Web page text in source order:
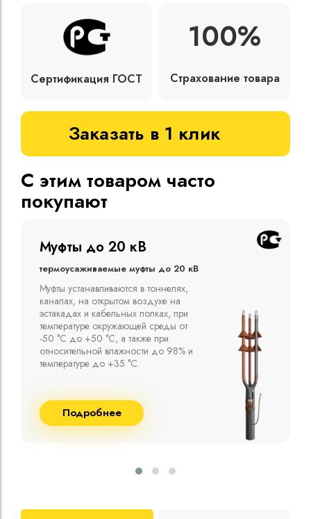
Сертификация ГОСТ
100%
Страхование товара
Заказать в 1 клик
С этим товаром часто
покупают
Муфты до 10 кВ
Термоусаживаемые муфты до 10 кВ
Компания ООО "Москабельторг"
предлагает, как соединительные
термоусаживаемые муфты на кабель
напряжением до 10 кВ с изоляцией
из маслопропитанной бумаги и
сшитого полиэтилена собственного
производства
Подробнее